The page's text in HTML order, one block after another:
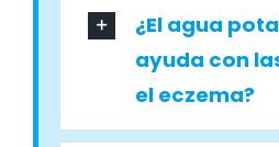
¿El agua
ayuda con
el eczema?